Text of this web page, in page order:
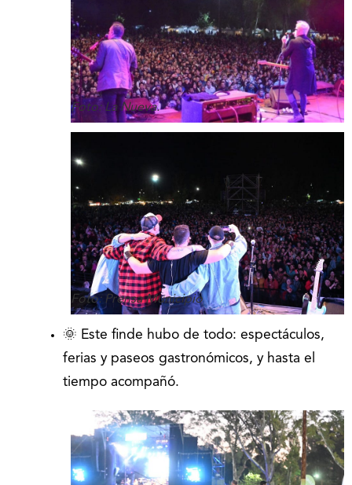
Foto: La Nueva.
Foto: Prensa Municipio
🌞 Este finde hubo de todo: espectáculos,
ferias y paseos gastronómicos, y hasta el
tiempo acompañó.